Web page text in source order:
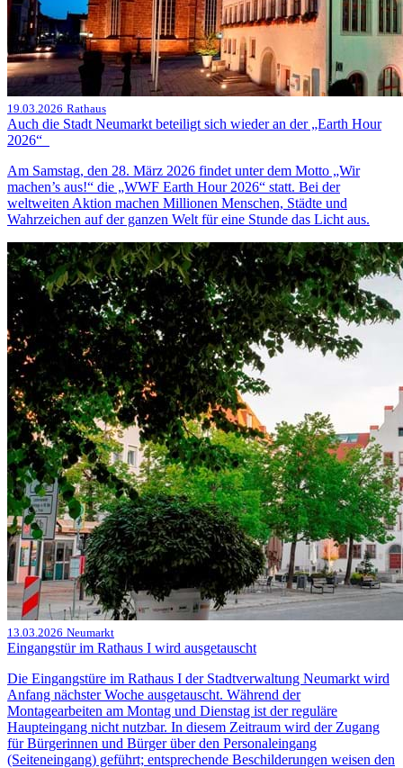
19.03.2026 Rathaus
Auch die Stadt Neumarkt beteiligt sich wieder an der „Earth Hour
2026“
Am Samstag, den 28. März 2026 findet unter dem Motto „Wir
machen’s aus!“ die „WWF Earth Hour 2026“ statt. Bei der
weltweiten Aktion machen Millionen Menschen, Städte und
Wahrzeichen auf der ganzen Welt für eine Stunde das Licht aus.
13.03.2026 Neumarkt
Eingangstür im Rathaus I wird ausgetauscht
Die Eingangstüre im Rathaus I der Stadtverwaltung Neumarkt wird
Anfang nächster Woche ausgetauscht. Während der
Montagearbeiten am Montag und Dienstag ist der reguläre
Haupteingang nicht nutzbar. In diesem Zeitraum wird der Zugang
für Bürgerinnen und Bürger über den Personaleingang
(Seiteneingang) geführt; entsprechende Beschilderungen weisen den